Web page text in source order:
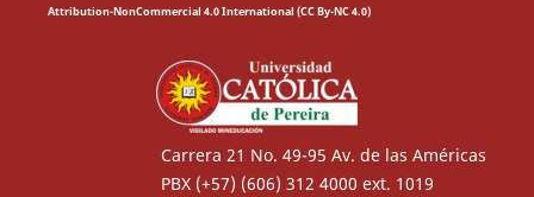
Attribution-NonCommercial 4.0 International (CC By-NC 4.0)
Carrera 21 No. 49-95 Av. de las Américas
PBX (+57) (606) 312 4000 ext. 1019